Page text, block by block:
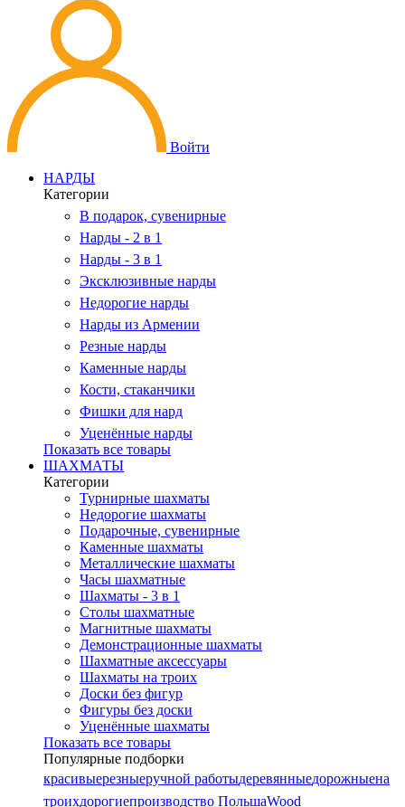
Войти
НАРДЫ
Категории
В подарок, сувенирные
Нарды - 2 в 1
Нарды - 3 в 1
Эксклюзивные нарды
Недорогие нарды
Нарды из Армении
Резные нарды
Каменные нарды
Кости, стаканчики
Фишки для нард
Уценённые нарды
Показать все товары
ШАХМАТЫ
Категории
Турнирные шахматы
Недорогие шахматы
Подарочные, сувенирные
Каменные шахматы
Металлические шахматы
Часы шахматные
Шахматы - 3 в 1
Столы шахматные
Магнитные шахматы
Демонстрационные шахматы
Шахматные аксессуары
Шахматы на троих
Доски без фигур
Фигуры без доски
Уценённые шахматы
Показать все товары
Популярные подборки
красивыерезныеручной работыдеревянныедорожныена
троихдорогиепроизводство ПольшаWood